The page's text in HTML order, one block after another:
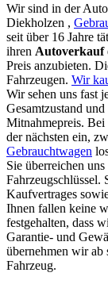
Wir sind in der
Diekholzen ,
seit über 16 Jahre
ihren Autoverkauf
Preis anzubieten.
Fahrzeugen. Wir
Wir sehen uns fast
Gesamtzustand
Mitnahmepreis. Bei
der nächsten ein,
Gebrauchtwagen
Sie überreichen
Fahrzeugschlüssel.
Kaufvertrages
Ihnen fallen keine
festgehalten, dass
Garantie- und
übernehmen wir
Fahrzeug.